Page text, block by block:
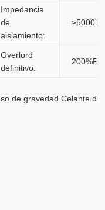
Impedancia
de
aislamiento:
Overlord
definitivo:
200%F.S